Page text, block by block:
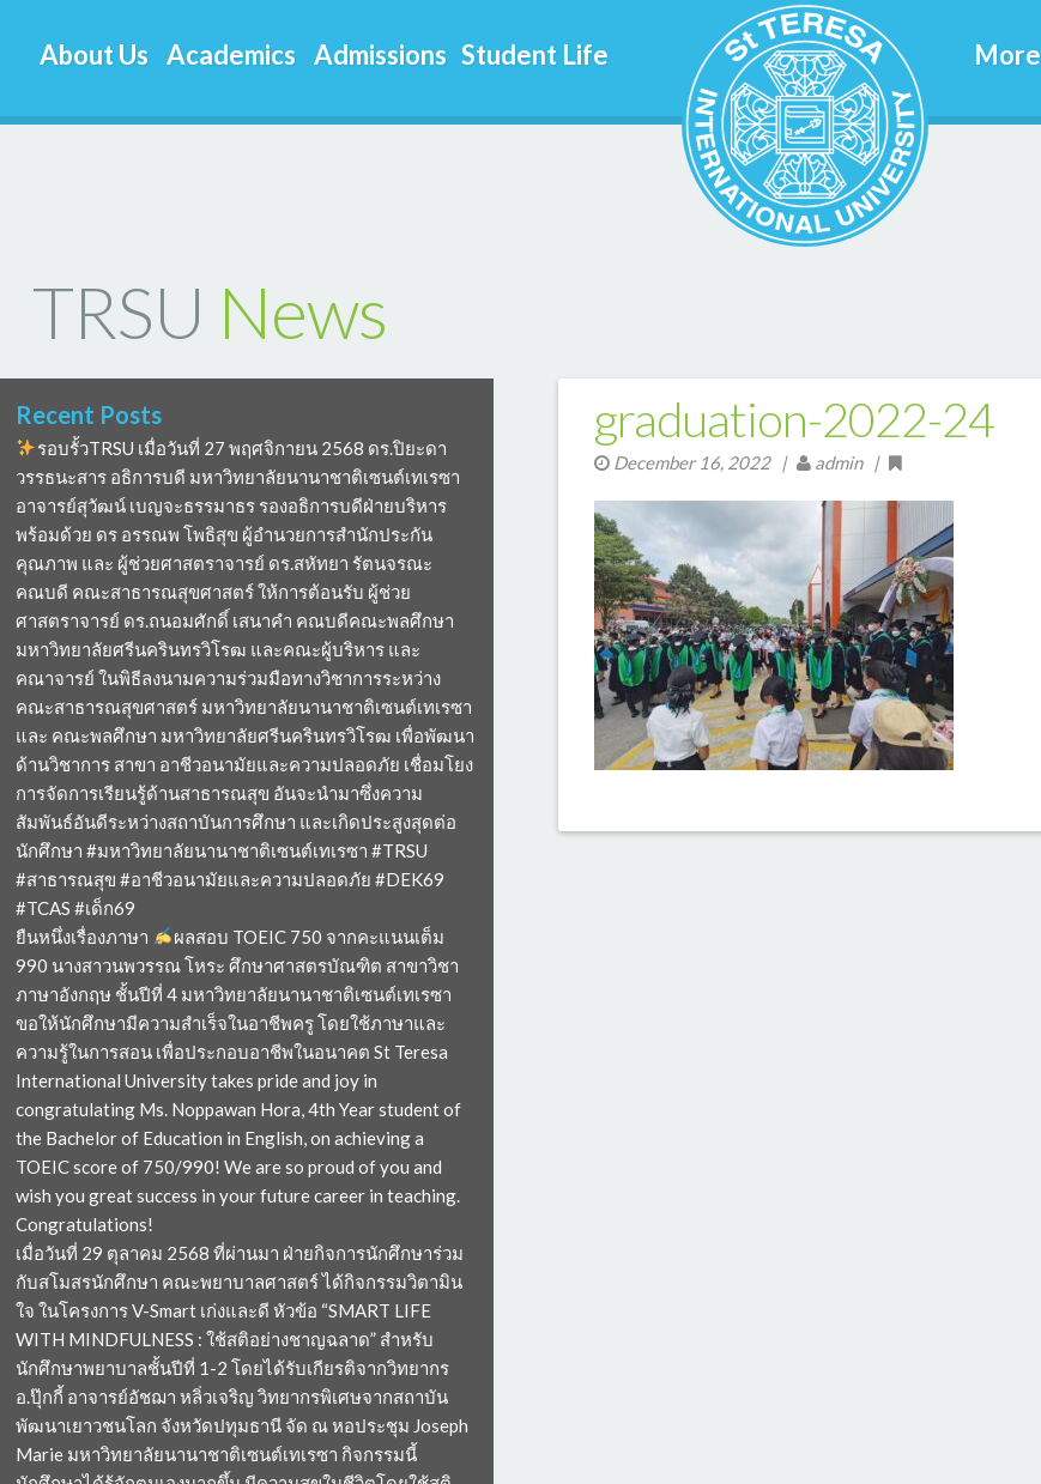
About Us Academics Admissions Student Life More
TRSU News
Recent Posts
รอบรั้วTRSU เมื่อวันที่ 27 พฤศจิกายน 2568 ดร.ปิยะดา
วรรธนะสาร อธิการบดี มหาวิทยาลัยนานาชาติเซนต์เทเรซา
อาจารย์สุวัฒน์ เบญจะธรรมาธร รองอธิการบดีฝ่ายบริหาร
พร้อมด้วย ดร อรรณพ โพธิสุข ผู้อำนวยการสำนักประกัน
คุณภาพ และ ผู้ช่วยศาสตราจารย์ ดร.สหัทยา รัตนจรณะ
คณบดี คณะสาธารณสุขศาสตร์ ให้การต้อนรับ ผู้ช่วย
ศาสตราจารย์ ดร.ถนอมศักดิ์ เสนาคำ คณบดีคณะพลศึกษา
มหาวิทยาลัยศรีนครินทรวิโรฒ และคณะผู้บริหาร และ
คณาจารย์ ในพิธีลงนามความร่วมมือทางวิชาการระหว่าง
คณะสาธารณสุขศาสตร์ มหาวิทยาลัยนานาชาติเซนต์เทเรซา
และ คณะพลศึกษา มหาวิทยาลัยศรีนครินทรวิโรฒ เพื่อพัฒนา
ด้านวิชาการ สาขา อาชีวอนามัยและความปลอดภัย เชื่อมโยง
การจัดการเรียนรู้ด้านสาธารณสุข อันจะนำมาซึ่งความ
สัมพันธ์อันดีระหว่างสถาบันการศึกษา และเกิดประสูงสุดต่อ
นักศึกษา #มหาวิทยาลัยนานาชาติเซนต์เทเรซา #TRSU
#สาธารณสุข #อาชีวอนามัยและความปลอดภัย #DEK69
#TCAS #เด็ก69
ยืนหนึ่งเรื่องภาษา
ผลสอบ TOEIC 750 จากคะแนนเต็ม
990 นางสาวนพวรรณ โหระ ศึกษาศาสตรบัณฑิต สาขาวิชา
ภาษาอังกฤษ ชั้นปีที่ 4 มหาวิทยาลัยนานาชาติเซนต์เทเรซา
ขอให้นักศึกษามีความสำเร็จในอาชีพครู โดยใช้ภาษาและ
ความรู้ในการสอน เพื่อประกอบอาชีพในอนาคต St Teresa
International University takes pride and joy in
congratulating Ms. Noppawan Hora, 4th Year student of
the Bachelor of Education in English, on achieving a
TOEIC score of 750/990! We are so proud of you and
wish you great success in your future career in teaching.
Congratulations!
เมื่อวันที่ 29 ตุลาคม 2568 ที่ผ่านมา ฝ่ายกิจการนักศึกษาร่วม
กับสโมสรนักศึกษา คณะพยาบาลศาสตร์ ได้กิจกรรมวิตามิน
ใจ ในโครงการ V-Smart เก่งและดี หัวข้อ “SMART LIFE
WITH MINDFULNESS : ใช้สติอย่างชาญฉลาด” สำหรับ
นักศึกษาพยาบาลชั้นปีที่ 1-2 โดยได้รับเกียรติจากวิทยากร
อ.ปุ๊กกี้ อาจารย์อัชฌา หลิ่วเจริญ วิทยากรพิเศษจากสถาบัน
พัฒนาเยาวชนโลก จังหวัดปทุมธานี จัด ณ หอประชุม Joseph
Marie มหาวิทยาลัยนานาชาติเซนต์เทเรซา กิจกรรมนี้
graduation-2022-24
December 16, 2022| admin |